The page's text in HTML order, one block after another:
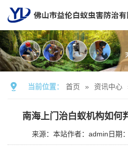
当前位置： 首页 » 资讯中心
南海上门治白蚁机构如何
来源：本站作者：admin 日期